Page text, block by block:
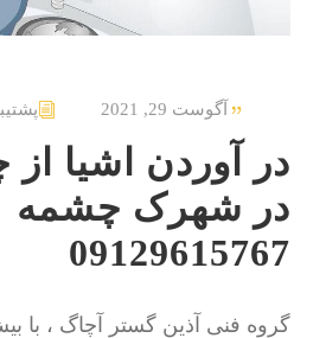
آگوست 29, 2021
در آوردن اشیا از
در شهرک چشمه
09129615767